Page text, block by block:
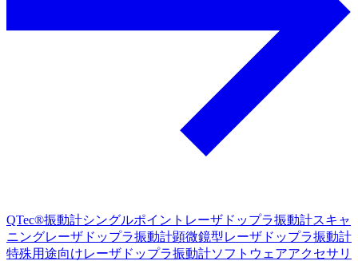
QTec®振動計シングルポイントレーザドップラ振動計スキャ
ニングレーザドップラ振動計顕微鏡型レーザドップラ振動計
特殊用途向けレーザドップラ振動計ソフトウェアアクセサリ